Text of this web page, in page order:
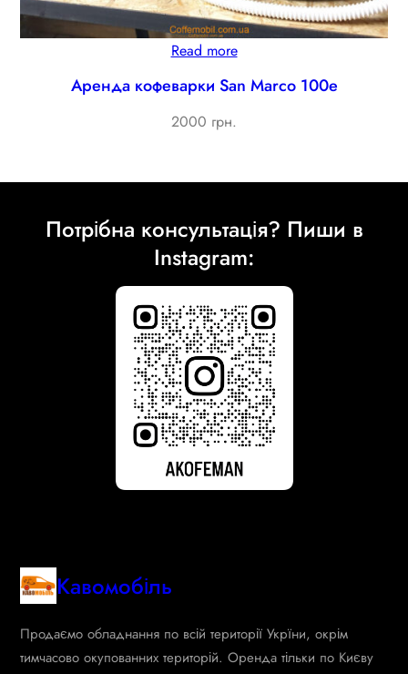
Read more
Аренда кофеварки San Marco 100e
2000 грн.
Потрібна консультація? Пиши в
Instagram:
Кавомобіль
Продаємо обладнання по всій території Укрїни, окрім
тимчасово окупованних територій. Оренда тільки по Києву